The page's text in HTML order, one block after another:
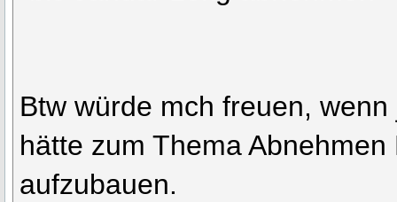
Btw würde mch freuen,
hätte zum Thema Abnehmen
aufzubauen.